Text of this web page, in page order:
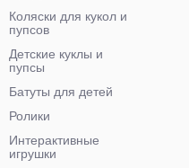
Коляски для кукол и
пупсов
Детские куклы и
пупсы
Батуты для детей
Ролики
Интерактивные
игрушки